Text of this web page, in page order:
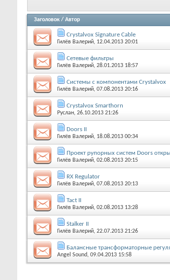
Заголовок / Автор
Crystalvox Signature Cable
Гилёв Валерий, 12.04.2013 20:01
Сетевые фильтры
Гилёв Валерий, 28.01.2013 18:57
Системы с компонентами Crystalvox
Гилёв Валерий, 07.08.2013 20:16
Crystalvox Smarthorn
Руслан, 26.10.2013 21:26
Doors II
Гилёв Валерий, 18.08.2013 00:34
Проект рупорных систем Doors
Гилёв Валерий, 02.08.2013 20:15
RX Regulator
Гилёв Валерий, 07.08.2013 20:13
Tact II
Гилёв Валерий, 02.08.2013 13:28
Stalker II
Гилёв Валерий, 22.07.2013 21:26
Балансные трансформаторные
Angel Sound, 09.04.2013 15:58